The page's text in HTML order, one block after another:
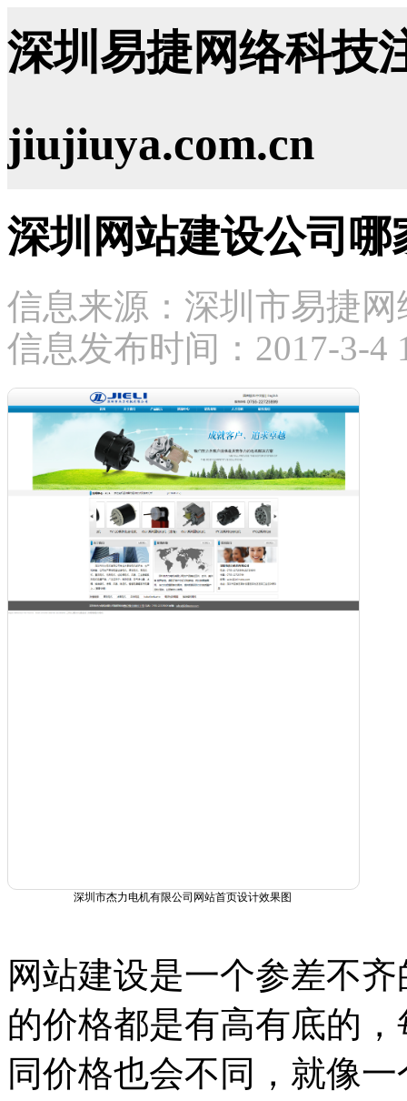
深圳易捷网络科技
jiujiuya.com.cn
深圳网站建设公司
信息来源：深圳市易捷
信息发布时间：2017-3-4
深圳市杰力电机有限公司网站首页设计效果图
网站建设是一个参差不
的价格都是有高有底的
同价格也会不同，就像